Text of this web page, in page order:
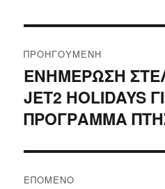
άρθρων
ΠΡΟΗΓΟΎΜΕΝΗ
Προηγούμενο
άρθρο:
ΕΝΗΜΕΡΩΣΗ
JET2 HOLIDAYS
ΠΡΟΓΡΑΜΜΑ
ΕΠΌΜΕΝΟ